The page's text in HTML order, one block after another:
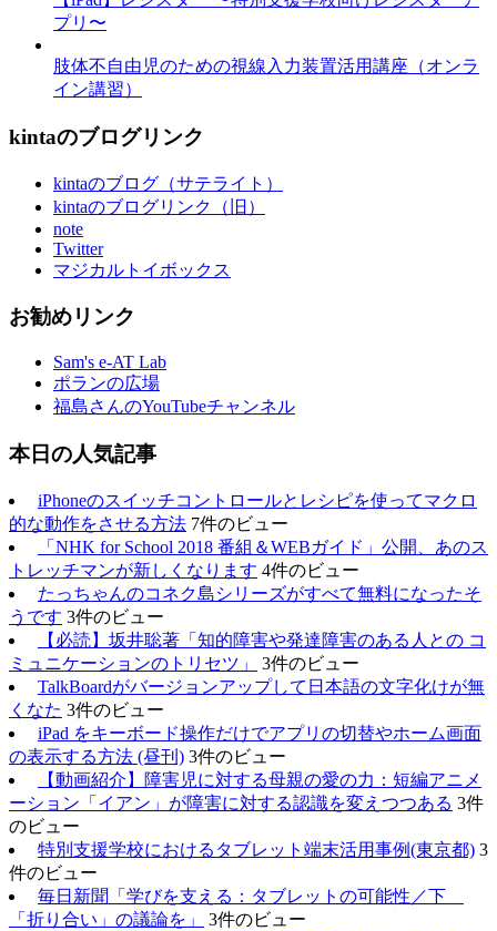
プリ〜
肢体不自由児のための視線入力装置活用講座（オンラ
イン講習）
kintaのブログリンク
kintaのブログ（サテライト）
kintaのブログリンク（旧）
note
Twitter
マジカルトイボックス
お勧めリンク
Sam's e-AT Lab
ポランの広場
福島さんのYouTubeチャンネル
本日の人気記事
iPhoneのスイッチコントロールとレシピを使ってマクロ
的な動作をさせる方法 7件のビュー
「NHK for School 2018 番組＆WEBガイド」公開、あのス
トレッチマンが新しくなります 4件のビュー
たっちゃんのコネク島シリーズがすべて無料になったそ
うです 3件のビュー
【必読】坂井聡著「知的障害や発達障害のある人との コ
ミュニケーションのトリセツ」
3件のビュー
TalkBoardがバージョンアップして日本語の文字化けが無
くなた 3件のビュー
iPad をキーボード操作だけでアプリの切替やホーム画面
の表示する方法 (昼刊) 3件のビュー
【動画紹介】障害児に対する母親の愛の力：短編アニメ
ーション「イアン」が障害に対する認識を変えつつある 3件
のビュー
特別支援学校におけるタブレット端末活用事例(東京都) 3
件のビュー
毎日新聞「学びを支える：タブレットの可能性／下
「折り合い」の議論を」
3件のビュー